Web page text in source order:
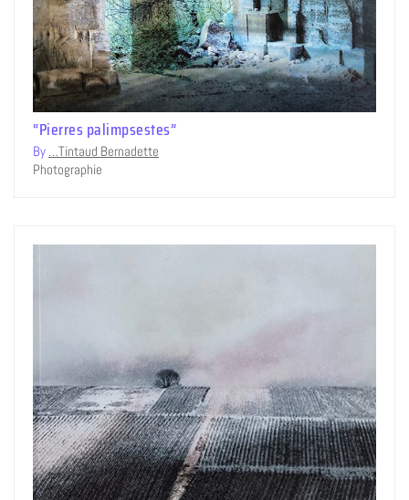
“Pierres palimpsestes”
By
…Tintaud Bernadette
Photographie